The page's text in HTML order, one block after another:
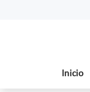
Inicio